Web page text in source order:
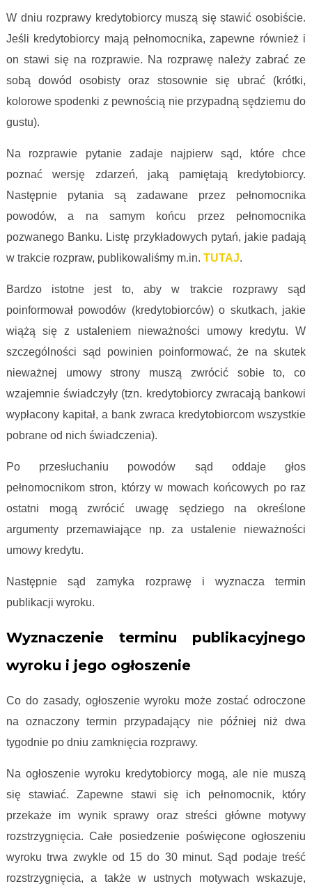
W dniu rozprawy kredytobiorcy muszą się stawić osobiście.
Jeśli kredytobiorcy mają pełnomocnika, zapewne również i
on stawi się na rozprawie. Na rozprawę należy zabrać ze
sobą dowód osobisty oraz stosownie się ubrać (krótki,
kolorowe spodenki z pewnością nie przypadną sędziemu do
gustu).
Na rozprawie pytanie zadaje najpierw sąd, które chce
poznać wersję zdarzeń, jaką pamiętają kredytobiorcy.
Następnie pytania są zadawane przez pełnomocnika
powodów, a na samym końcu przez pełnomocnika
pozwanego Banku. Listę przykładowych pytań, jakie padają
w trakcie rozpraw, publikowaliśmy m.in. TUTAJ.
Bardzo istotne jest to, aby w trakcie rozprawy sąd
poinformował powodów (kredytobiorców) o skutkach, jakie
wiążą się z ustaleniem nieważności umowy kredytu. W
szczególności sąd powinien poinformować, że na skutek
nieważnej umowy strony muszą zwrócić sobie to, co
wzajemnie świadczyły (tzn. kredytobiorcy zwracają bankowi
wypłacony kapitał, a bank zwraca kredytobiorcom wszystkie
pobrane od nich świadczenia).
Po przesłuchaniu powodów sąd oddaje głos
pełnomocnikom stron, którzy w mowach końcowych po raz
ostatni mogą zwrócić uwagę sędziego na określone
argumenty przemawiające np. za ustalenie nieważności
umowy kredytu.
Następnie sąd zamyka rozprawę i wyznacza termin
publikacji wyroku.
Wyznaczenie terminu publikacyjnego
wyroku i jego ogłoszenie
Co do zasady, ogłoszenie wyroku może zostać odroczone
na oznaczony termin przypadający nie później niż dwa
tygodnie po dniu zamknięcia rozprawy.
Na ogłoszenie wyroku kredytobiorcy mogą, ale nie muszą
się stawiać. Zapewne stawi się ich pełnomocnik, który
przekaże im wynik sprawy oraz streści główne motywy
rozstrzygnięcia. Całe posiedzenie poświęcone ogłoszeniu
wyroku trwa zwykle od 15 do 30 minut. Sąd podaje treść
rozstrzygnięcia, a także w ustnych motywach wskazuje,